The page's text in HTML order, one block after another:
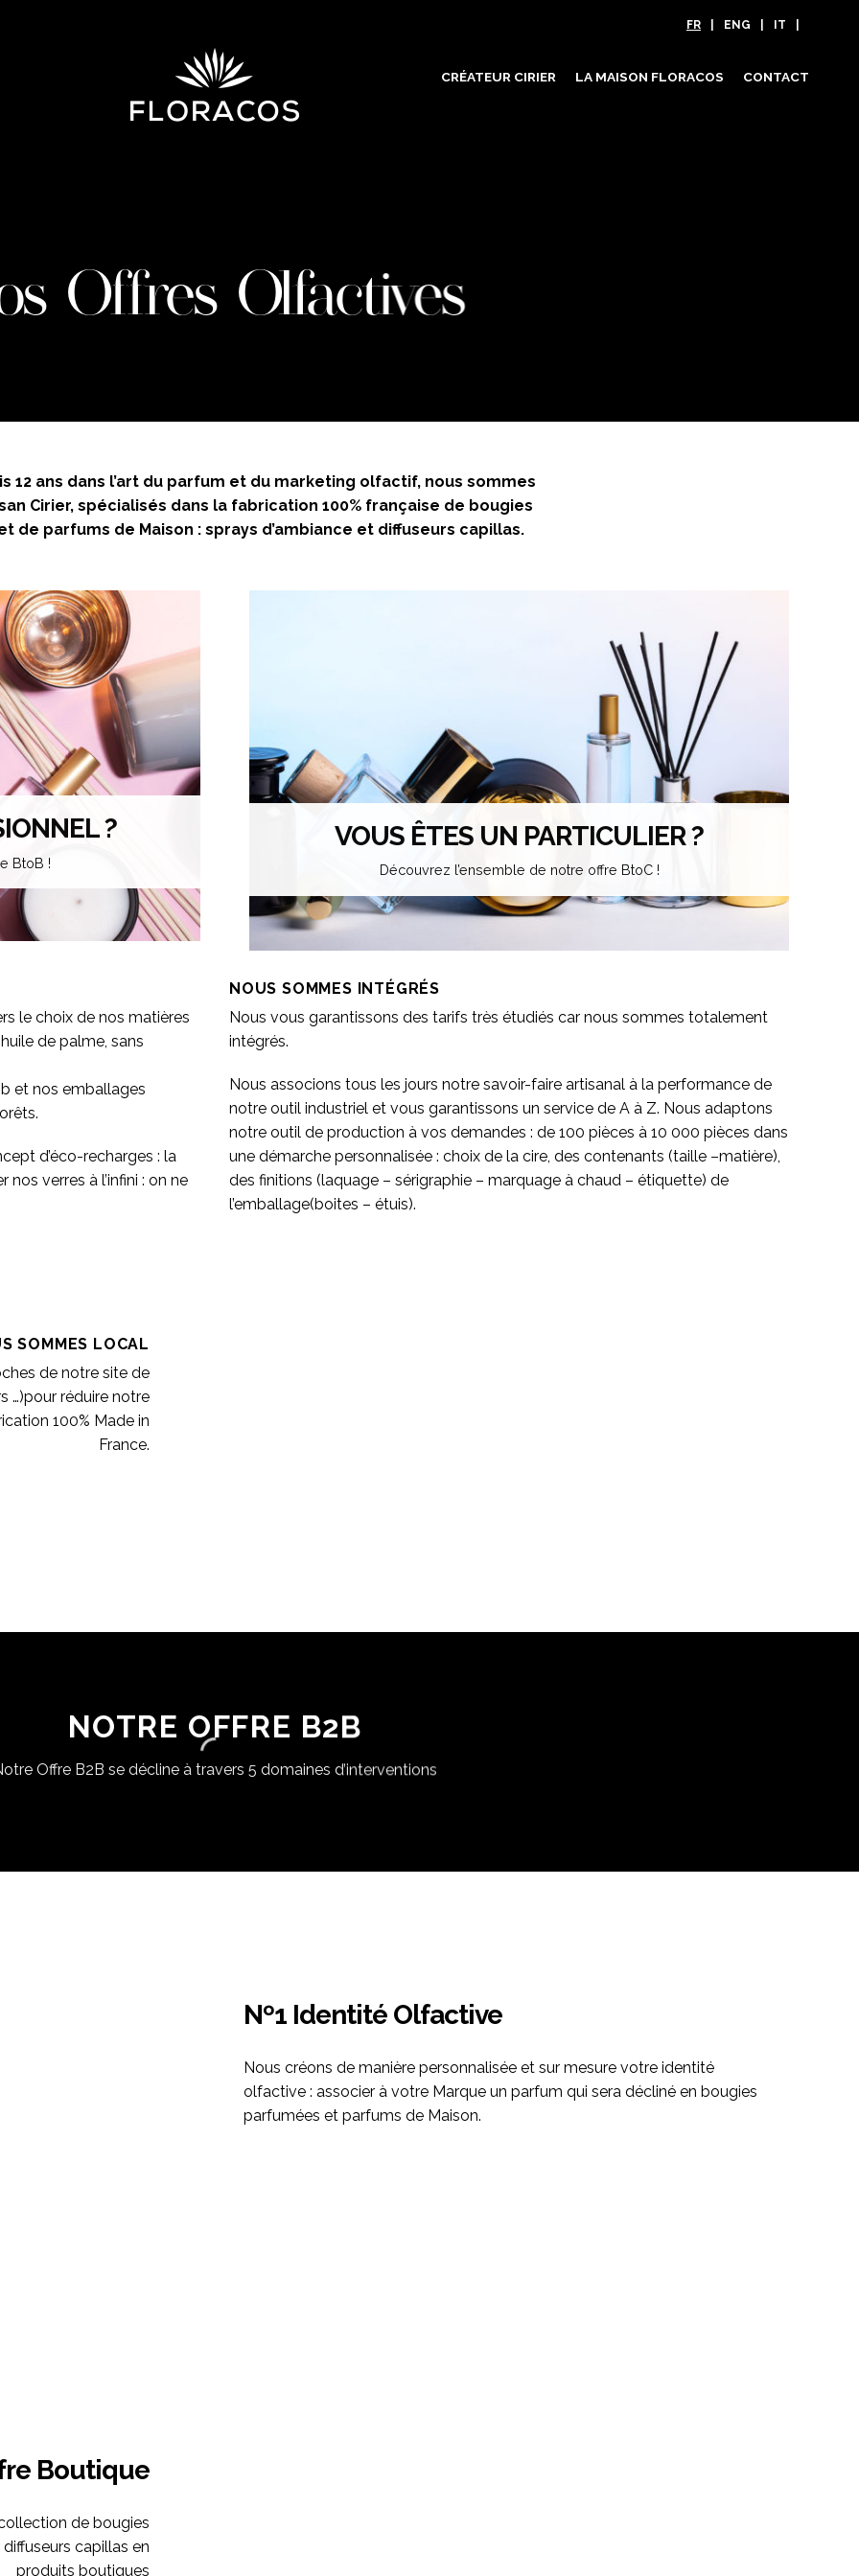
FR ENG IT
CRÉATEUR CIRIER LA MAISON FLORACOS CONTACT
Offres Olfactives
12 ans dans l’art du parfum et du marketing olfactif, nous sommes
Cirier, spécialisés dans la fabrication 100% française de bougies
de parfums de Maison : sprays d’ambiance et diffuseurs capillas.
?
BtoB !
VOUS ÊTES UN PARTICULIER ?
Découvrez l’ensemble de notre offre BtoC !
le choix de nos matières
de palme, sans
et nos emballages
d’éco-recharges : la
verres à l’infini : on ne
NOUS SOMMES INTÉGRÉS
Nous vous garantissons des tarifs très étudiés car nous sommes totalement
intégrés.
Nous associons tous les jours notre savoir-faire artisanal à la performance de
notre outil industriel et vous garantissons un service de A à Z. Nous adaptons
notre outil de production à vos demandes : de 100 pièces à 10 000 pièces dans
une démarche personnalisée : choix de la cire, des contenants (taille –matière),
des finitions (laquage – sérigraphie – marquage à chaud – étiquette) de
l’emballage(boites – étuis).
SOMMES LOCAL
de notre site de
…)pour réduire notre
100% Made in
France.
NOTRE OFFRE B2B
Offre B2B se décline à travers 5 domaines d’interventions
Nº1 Identité Olfactive
Nous créons de manière personnalisée et sur mesure votre identité
olfactive : associer à votre Marque un parfum qui sera décliné en bougies
parfumées et parfums de Maison.
Boutique
de bougies
capillas en
produits boutiques